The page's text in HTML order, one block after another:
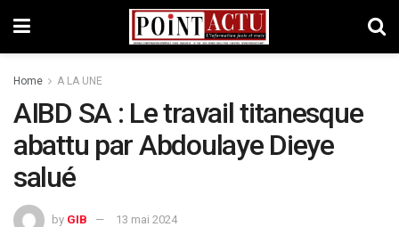
Home A LA UNE
AIBD SA : Le travail titanesque
abattu par Abdoulaye Dieye
salué
by GIB 13 mai 2024